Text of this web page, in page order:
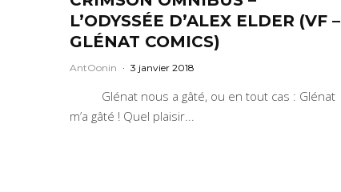
L’ODYSSÉE D’ALEX ELDER (VF –
GLÉNAT COMICS)
AntOonin · 3 janvier 2018
Glénat nous a gâté, ou en tout cas : Glénat
m’a gâté ! Quel plaisir...